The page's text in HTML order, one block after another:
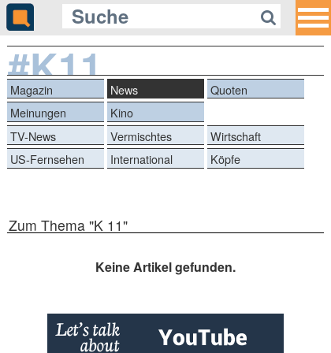
#K11
Magazin News
Quoten
Meinungen
Kino
TV-News
Vermischtes
Wirtschaft
US-Fernsehen
International Köpfe
Zum Thema "K 11"
Keine Artikel gefunden.